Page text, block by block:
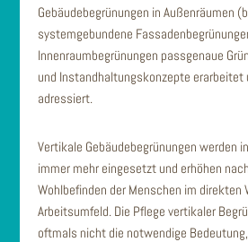
Gebäudebegrünungen in Außenräumen
systemgebundene
Innenraumbegrünungen passgenaue
und Instandhaltungskonzepte erarbeitet
adressiert.
Vertikale Gebäudebegrünungen werden
immer mehr eingesetzt und erhöhen
Wohlbefinden der Menschen im direkten
Arbeitsumfeld. Die Pflege vertikaler
oftmals nicht die notwendige